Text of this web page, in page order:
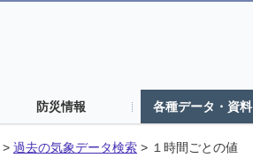
防災情報 各種データ・資料
> 過去の気象データ検索 > １時間ごとの値